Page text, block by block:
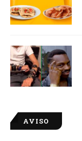
AVISO